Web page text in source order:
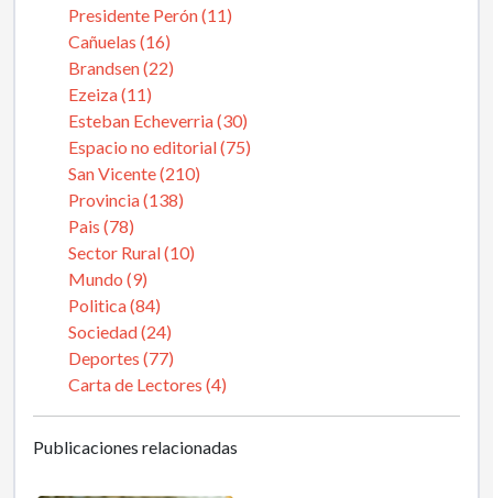
Presidente Perón (11)
Cañuelas (16)
Brandsen (22)
Ezeiza (11)
Esteban Echeverria (30)
Espacio no editorial (75)
San Vicente (210)
Provincia (138)
Pais (78)
Sector Rural (10)
Mundo (9)
Politica (84)
Sociedad (24)
Deportes (77)
Carta de Lectores (4)
Publicaciones relacionadas